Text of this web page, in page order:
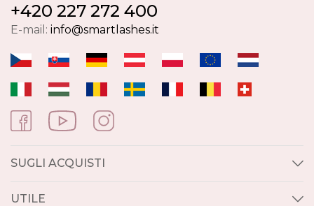
+420 227 272 400
E-mail: info@smartlashes.it
SUGLI ACQUISTI
UTILE